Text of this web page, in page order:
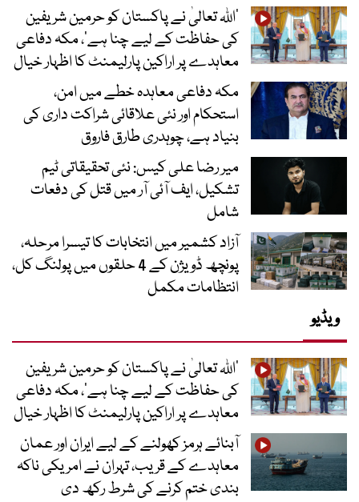
’اللہ تعالیٰ نے پاکستان کو حرمین شریفین
کی حفاظت کے لیے چنا ہے‘، مکہ دفاعی
معاہدے پر اراکین پارلیمنٹ کا اظہار خیال
مکہ دفاعی معاہدہ خطے میں امن،
استحکام اور نئی علاقائی شراکت داری کی
بنیاد ہے، چوہدری طارق فاروق
میر رضا علی کیس: نئی تحقیقاتی ٹیم
تشکیل، ایف آئی آر میں قتل کی دفعات
شامل
آزاد کشمیر میں انتخابات کا تیسرا مرحلہ،
پونچھ ڈویژن کے 4 حلقوں میں پولنگ کل،
انتظامات مکمل
ویڈیو
’اللہ تعالیٰ نے پاکستان کو حرمین شریفین
کی حفاظت کے لیے چنا ہے‘، مکہ دفاعی
معاہدے پر اراکین پارلیمنٹ کا اظہار خیال
آبنائے ہرمز کھولنے کے لیے ایران اور عمان
معاہدے کے قریب، تہران نے امریکی ناکہ
بندی ختم کرنے کی شرط رکھ دی